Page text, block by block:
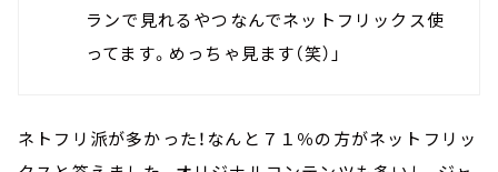
ランで見れるやつなんでネットフリックス使
ってます。めっちゃ見ます（笑）」
ネトフリ派が多かった！なんと７１％の方がネットフリッ